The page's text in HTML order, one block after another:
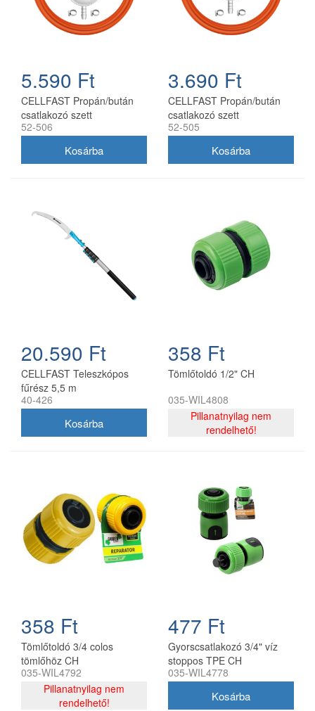
5.590 Ft
CELLFAST Propán/bután
csatlakozó szett
nyomásmérővel
52-506
3.690 Ft
CELLFAST Propán/bután
csatlakozó szett
52-505
20.590 Ft
CELLFAST Teleszkópos
fűrész 5,5 m
40-426
358 Ft
Tömlőtoldó 1/2" CH
035-WIL4808
Pillanatnyilag nem
rendelhető!
358 Ft
Tömlőtoldó 3/4 colos
tömlőhöz CH
035-WIL4792
Pillanatnyilag nem
rendelhető!
477 Ft
Gyorscsatlakozó 3/4" víz
stoppos TPE CH
5901292684778
035-WIL4778